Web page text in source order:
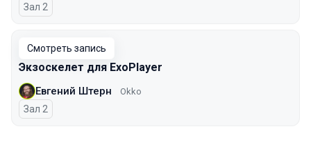
Зал 2
Смотреть запись
Экзоскелет для ExoPlayer
Евгений Штерн Okko
Зал 2